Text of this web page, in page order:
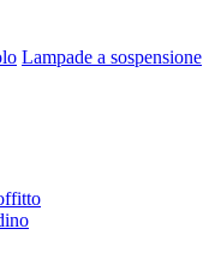
Lampade a sospensione